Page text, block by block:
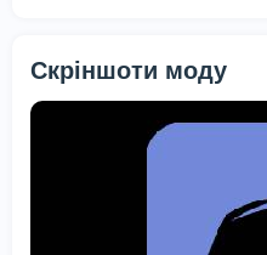
Скріншоти моду